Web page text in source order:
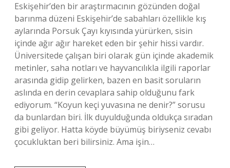
Eskişehir’den bir araştırmacının gözünden doğal
barınma düzeni Eskişehir’de sabahları özellikle kış
aylarında Porsuk Çayı kıyısında yürürken, sisin
içinde ağır ağır hareket eden bir şehir hissi vardır.
Üniversitede çalışan biri olarak gün içinde akademik
metinler, saha notları ve hayvancılıkla ilgili raporlar
arasında gidip gelirken, bazen en basit soruların
aslında en derin cevaplara sahip olduğunu fark
ediyorum. “Koyun keçi yuvasına ne denir?” sorusu
da bunlardan biri. İlk duyulduğunda oldukça sıradan
gibi geliyor. Hatta köyde büyümüş biriyseniz cevabı
çocukluktan beri bilirsiniz. Ama işin…